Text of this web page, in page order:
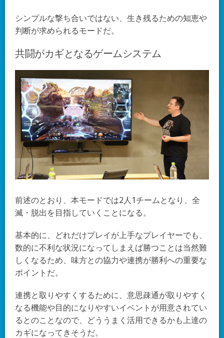
シンプルな撃ち合いではない、生き残るための知恵や
判断が求められるモードだ。
共闘がカギとなるゲームシステム
前述のとおり、本モードでは2人1チームとなり、全
滅・脱出を目指していくことになる。
基本的に、どれだけプレイが上手なプレイヤーでも、
数的に不利な状況になってしまえば勝つことは当然難
しくなるため、味方との協力や連携が勝利への重要な
ポイントだ。
連携と取りやすくするために、意思疎通が取りやすく
なる機能や目的になりやすいイベントが用意されてい
るとのことなので、どううまく活用できるかも上達の
カギになってきそうだ。